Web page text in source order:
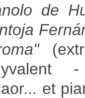
de
et